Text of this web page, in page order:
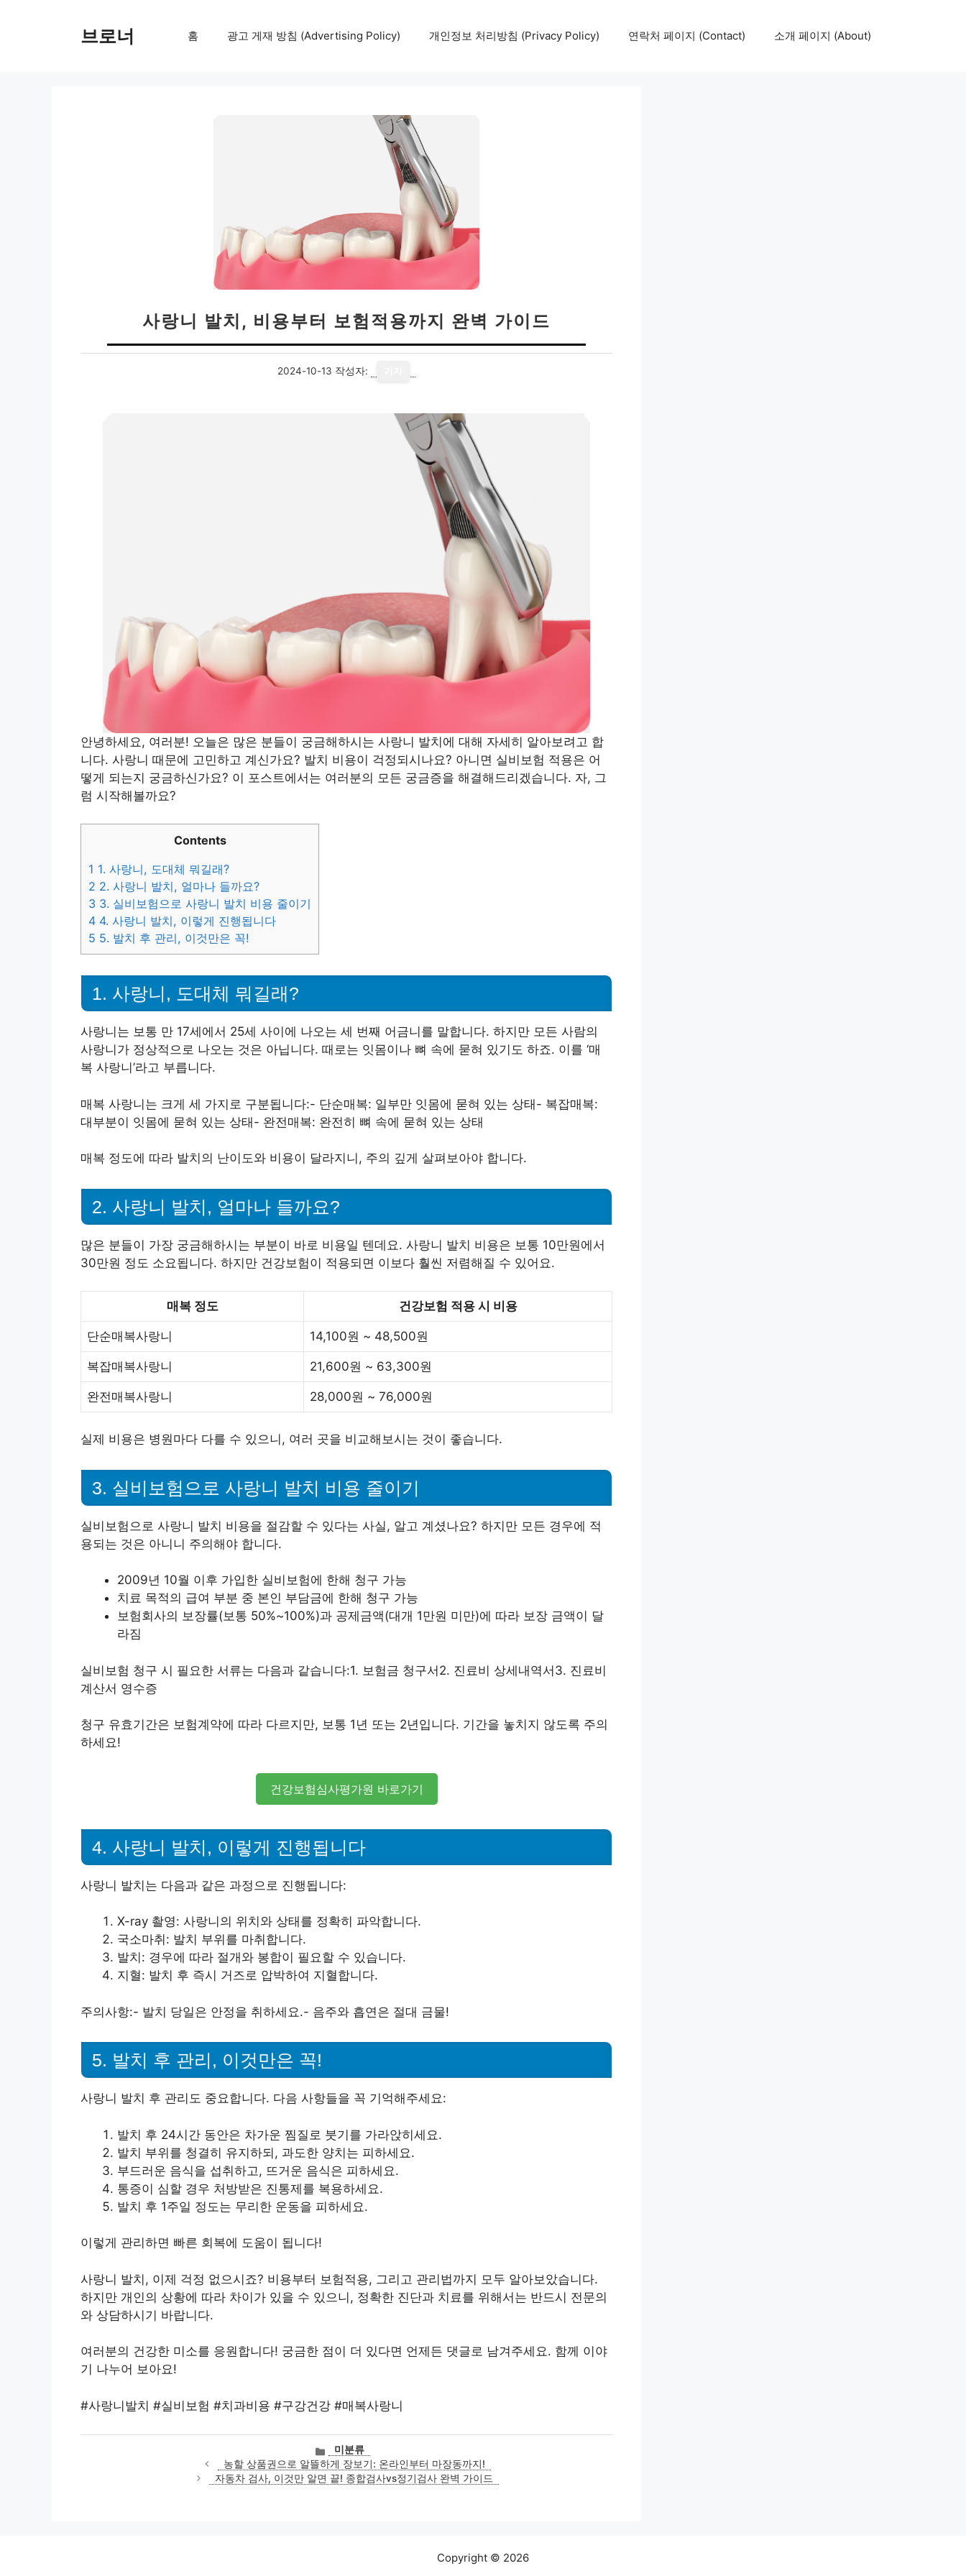
브로너 홈 광고 게재 방침 (Advertising Policy) 개인정보 처리방침 (Privacy Policy) 연락처 페이지 (Contact) 소개 페이지 (About)
사랑니 발치, 비용부터 보험적용까지 완벽 가이드
2024-10-13 작성자:
안녕하세요, 여러분! 오늘은 많은 분들이 궁금해하시는 사랑니 발치에 대해 자세히 알아보려고 합
니다. 사랑니 때문에 고민하고 계신가요? 발치 비용이 걱정되시나요? 아니면 실비보험 적용은 어
떻게 되는지 궁금하신가요? 이 포스트에서는 여러분의 모든 궁금증을 해결해드리겠습니다. 자, 그
럼 시작해볼까요?
Contents
1 1. 사랑니, 도대체 뭐길래?
2 2. 사랑니 발치, 얼마나 들까요?
3 3. 실비보험으로 사랑니 발치 비용 줄이기
4 4. 사랑니 발치, 이렇게 진행됩니다
5 5. 발치 후 관리, 이것만은 꼭!
1. 사랑니, 도대체 뭐길래?
사랑니는 보통 만 17세에서 25세 사이에 나오는 세 번째 어금니를 말합니다. 하지만 모든 사람의
사랑니가 정상적으로 나오는 것은 아닙니다. 때로는 잇몸이나 뼈 속에 묻혀 있기도 하죠. 이를 ‘매
복 사랑니’라고 부릅니다.
매복 사랑니는 크게 세 가지로 구분됩니다:- 단순매복: 일부만 잇몸에 묻혀 있는 상태- 복잡매복:
대부분이 잇몸에 묻혀 있는 상태- 완전매복: 완전히 뼈 속에 묻혀 있는 상태
매복 정도에 따라 발치의 난이도와 비용이 달라지니, 주의 깊게 살펴보아야 합니다.
2. 사랑니 발치, 얼마나 들까요?
많은 분들이 가장 궁금해하시는 부분이 바로 비용일 텐데요. 사랑니 발치 비용은 보통 10만원에서
30만원 정도 소요됩니다. 하지만 건강보험이 적용되면 이보다 훨씬 저렴해질 수 있어요.
매복 정도 건강보험 적용 시 비용
단순매복사랑니 14,100원 ~ 48,500원
복잡매복사랑니 21,600원 ~ 63,300원
완전매복사랑니 28,000원 ~ 76,000원
실제 비용은 병원마다 다를 수 있으니, 여러 곳을 비교해보시는 것이 좋습니다.
3. 실비보험으로 사랑니 발치 비용 줄이기
실비보험으로 사랑니 발치 비용을 절감할 수 있다는 사실, 알고 계셨나요? 하지만 모든 경우에 적
용되는 것은 아니니 주의해야 합니다.
2009년 10월 이후 가입한 실비보험에 한해 청구 가능
치료 목적의 급여 부분 중 본인 부담금에 한해 청구 가능
보험회사의 보장률(보통 50%~100%)과 공제금액(대개 1만원 미만)에 따라 보장 금액이 달
라짐
실비보험 청구 시 필요한 서류는 다음과 같습니다:1. 보험금 청구서2. 진료비 상세내역서3. 진료비
계산서 영수증
청구 유효기간은 보험계약에 따라 다르지만, 보통 1년 또는 2년입니다. 기간을 놓치지 않도록 주의
하세요!
건강보험심사평가원 바로가기
4. 사랑니 발치, 이렇게 진행됩니다
사랑니 발치는 다음과 같은 과정으로 진행됩니다:
X-ray 촬영: 사랑니의 위치와 상태를 정확히 파악합니다.
국소마취: 발치 부위를 마취합니다.
발치: 경우에 따라 절개와 봉합이 필요할 수 있습니다.
지혈: 발치 후 즉시 거즈로 압박하여 지혈합니다.
주의사항:- 발치 당일은 안정을 취하세요.- 음주와 흡연은 절대 금물!
5. 발치 후 관리, 이것만은 꼭!
사랑니 발치 후 관리도 중요합니다. 다음 사항들을 꼭 기억해주세요:
발치 후 24시간 동안은 차가운 찜질로 붓기를 가라앉히세요.
발치 부위를 청결히 유지하되, 과도한 양치는 피하세요.
부드러운 음식을 섭취하고, 뜨거운 음식은 피하세요.
통증이 심할 경우 처방받은 진통제를 복용하세요.
발치 후 1주일 정도는 무리한 운동을 피하세요.
이렇게 관리하면 빠른 회복에 도움이 됩니다!
사랑니 발치, 이제 걱정 없으시죠? 비용부터 보험적용, 그리고 관리법까지 모두 알아보았습니다.
하지만 개인의 상황에 따라 차이가 있을 수 있으니, 정확한 진단과 치료를 위해서는 반드시 전문의
와 상담하시기 바랍니다.
여러분의 건강한 미소를 응원합니다! 궁금한 점이 더 있다면 언제든 댓글로 남겨주세요. 함께 이야
기 나누어 보아요!
#사랑니발치 #실비보험 #치과비용 #구강건강 #매복사랑니
카
테
고
미분류
농할 상품권으로 알뜰하게 장보기: 온라인부터 마장동까지!
자동차 검사, 이것만 알면 끝! 종합검사vs정기검사 완벽 가이드
Copyright © 2026